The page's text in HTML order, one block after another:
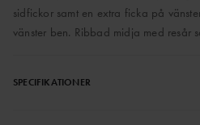
sidfickor samt en extra ficka på
vänster ben. Ribbad midja med resår
SPECIFIKATIONER